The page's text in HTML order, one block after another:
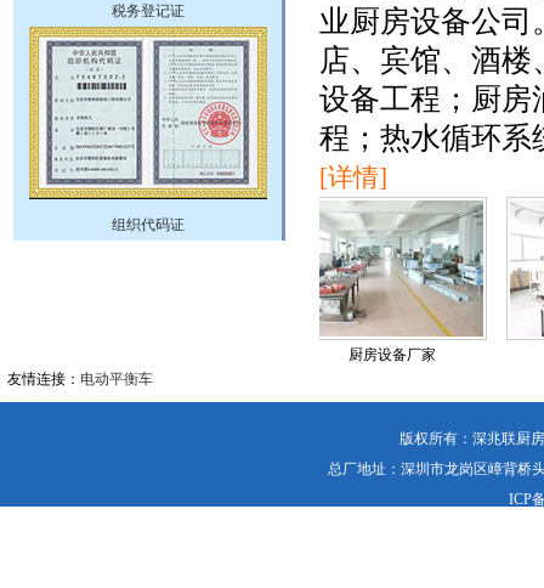
税务登记证
组织代码证
业厨房设备公司
店、宾馆、酒
设备工程；厨房
程；热水循环系
[详情]
厨房设备厂家
友情连接： 电动平衡车
版权所有：深兆联厨
总厂地址：深圳市龙岗区嶂背桥
ICP